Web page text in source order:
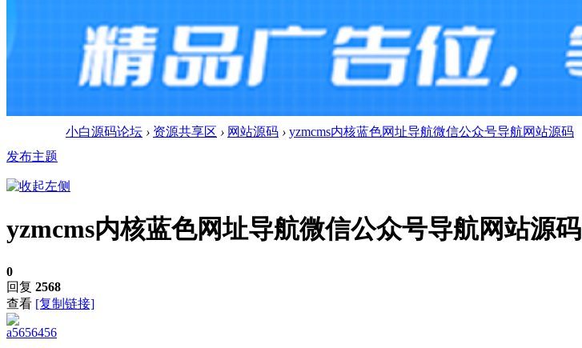
小白源码论坛 › 资源共享区 › 网站源码 › yzmcms内核蓝色网址导航微信公众号导航网站源码
发布主题
yzmcms内核蓝色网址导航微信公众号导航网站源码
0
回复 2568
查看 [复制链接]
a5656456